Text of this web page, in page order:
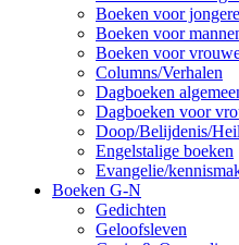
Boeken voor
Boeken voor
Boeken voor
Columns/Verhalen
Dagboeken
Dagboeken voor
Doop/Belijdenis/
Engelstalige boeken
Evangelie/
Boeken G-N
Gedichten
Geloofsleven